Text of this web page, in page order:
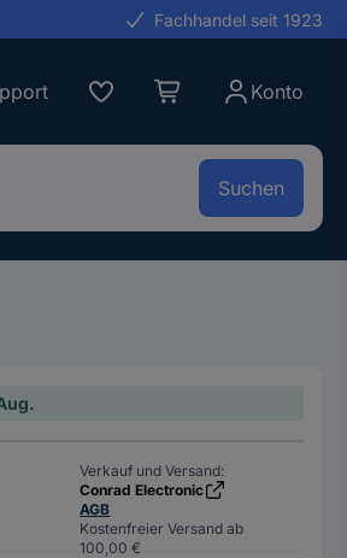
Fachhandel seit 1923
Konto
Suchen
Verkauf und Versand:
Conrad Electronic
AGB
Kostenfreier Versand ab
100,00 €